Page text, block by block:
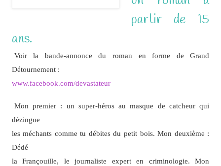
partir de 15
ans.
Voir la bande-annonce du roman en forme de Grand
Détournement :
www.facebook.com/devastateur
Mon premier : un super-héros au masque de catcheur qui
dézingue
les méchants comme tu débites du petit bois. Mon deuxième :
Dédé
la Françouille, le journaliste expert en criminologie. Mon